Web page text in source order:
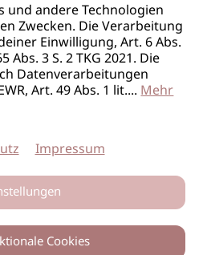
und andere Technologien
Zwecken. Die Verarbeitung
Einwilligung, Art. 6 Abs.
Abs. 3 S. 2 TKG 2021. Die
Datenverarbeitungen
Art. 49 Abs. 1 lit....Mehr
Impressum
Cookies